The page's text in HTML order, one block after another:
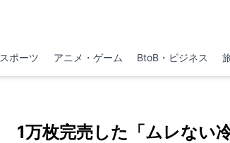
スポーツ アニメ・ゲーム BtoB・ビジネス
1万枚完売した「ムレない